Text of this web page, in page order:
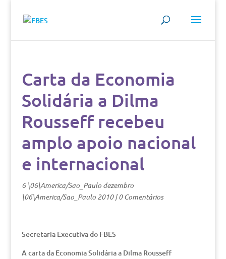
Carta da Economia
Solidária a Dilma
Rousseff recebeu
amplo apoio nacional
e internacional
6 \06\America/Sao_Paulo dezembro
\06\America/Sao_Paulo 2010|0 Comentários
Secretaria Executiva do FBES
A carta da Economia Solidária a Dilma Rousseff